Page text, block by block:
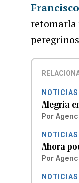
Francisco
retomarla
NOTICIAS
Alegría
Por
NOTICIAS
Ahora
Por
NOTICIAS